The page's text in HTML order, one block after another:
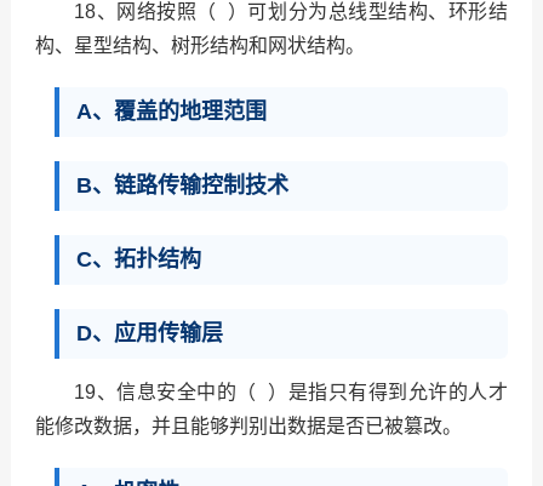
18、网络按照（ ）可划分为总线型结构、环形结
构、星型结构、树形结构和网状结构。
A、覆盖的地理范围
B、链路传输控制技术
C、拓扑结构
D、应用传输层
19、信息安全中的（ ）是指只有得到允许的人才
能修改数据，并且能够判别出数据是否已被篡改。